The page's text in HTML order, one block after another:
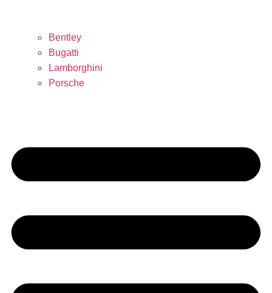
Bentley
Bugatti
Lamborghini
Porsche